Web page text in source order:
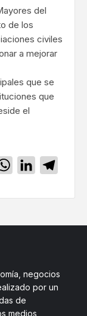
del
de los
civiles
a mejorar
que se
que
el
WhatsApp
LinkedIn
negocios
por un
de
medios